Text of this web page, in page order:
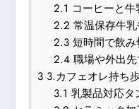
2.1 コーヒーと
2.2 常温保存牛
2.3短時間で飲み
2.4職場や外出先
3 3.カフェオレ持ち
3.1 乳製品対応タ